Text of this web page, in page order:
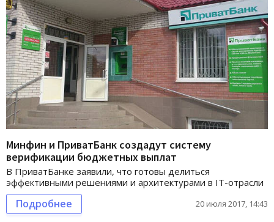
Минфин и ПриватБанк создадут систему
верификации бюджетных выплат
В ПриватБанке заявили, что готовы делиться
эффективными решениями и архитектурами в IT-отрасли
Подробнее 20 июля 2017, 14:43